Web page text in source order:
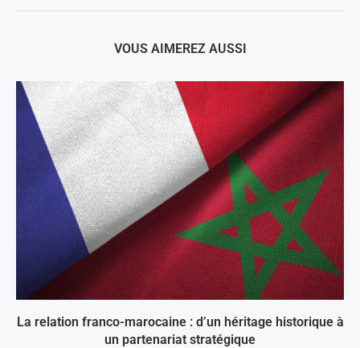
VOUS AIMEREZ AUSSI
La relation franco-marocaine : d’un héritage historique à
un partenariat stratégique